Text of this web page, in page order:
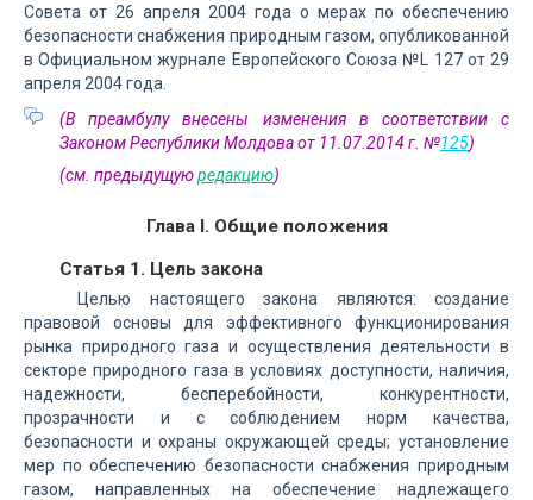
Совета от 26 апреля 2004 года о мерах по обеспечению
безопасности снабжения природным газом, опубликованной
в Официальном журнале Европейского Союза №L 127 от 29
апреля 2004 года.
(В преамбулу внесены изменения в соответствии с
Законом Республики Молдова от 11.07.2014 г. №125)
(см. предыдущуюредакцию)
Глава I. Общие положения
Статья 1. Цель закона
Целью настоящего закона являются: создание
правовой основы для эффективного функционирования
рынка природного газа и осуществления деятельности в
секторе природного газа в условиях доступности, наличия,
надежности, бесперебойности, конкурентности,
прозрачности и с соблюдением норм качества,
безопасности и охраны окружающей среды; установление
мер по обеспечению безопасности снабжения природным
газом, направленных на обеспечение надлежащего